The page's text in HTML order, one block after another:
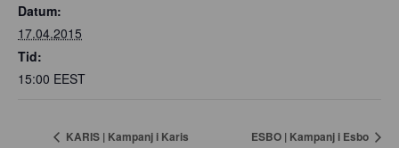
Datum:
17.04.2015
Tid:
15:00 EEST
KARIS | Kampanj i Karis ESBO | Kampanj i Esbo